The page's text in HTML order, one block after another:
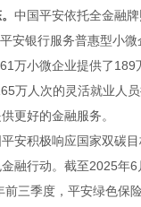
中国平安依托全金融
安银行服务普惠型小
万小微企业提供了
万人次的灵活就业人
更好的金融服务。
安积极响应国家双碳
融行动。截至2025年
三季度，平安绿色保